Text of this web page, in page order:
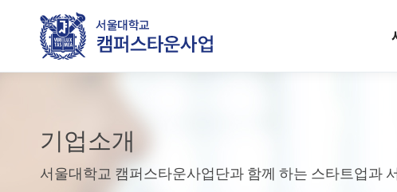
기업소개
서울대학교 캠퍼스타운사업단과 함께 하는 스타트업과